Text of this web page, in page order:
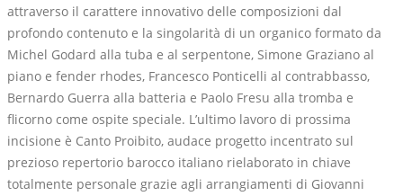
attraverso il carattere innovativo delle composizioni dal
profondo contenuto e la singolarità di un organico formato da
Michel Godard alla tuba e al serpentone, Simone Graziano al
piano e fender rhodes, Francesco Ponticelli al contrabbasso,
Bernardo Guerra alla batteria e Paolo Fresu alla tromba e
flicorno come ospite speciale. L’ultimo lavoro di prossima
incisione è Canto Proibito, audace progetto incentrato sul
prezioso repertorio barocco italiano rielaborato in chiave
totalmente personale grazie agli arrangiamenti di Giovanni